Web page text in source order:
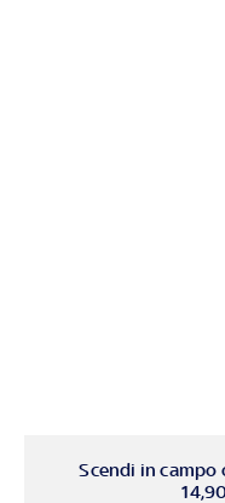
Scendi in campo